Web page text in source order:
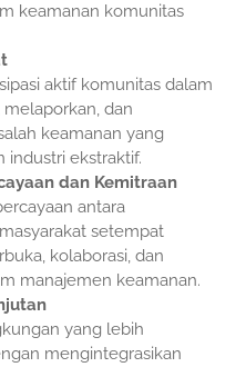
keamanan komunitas
aktif komunitas dalam
dan
keamanan yang
industri ekstraktif.
dan Kemitraan
antara
setempat
kolaborasi, dan
manajemen keamanan.
yang lebih
mengintegrasikan